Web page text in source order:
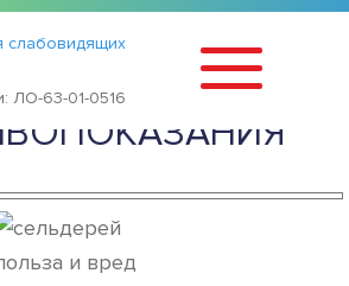
слабовидящих
ЛО-63-01-0516
— ПОКАЗАНИЯ И